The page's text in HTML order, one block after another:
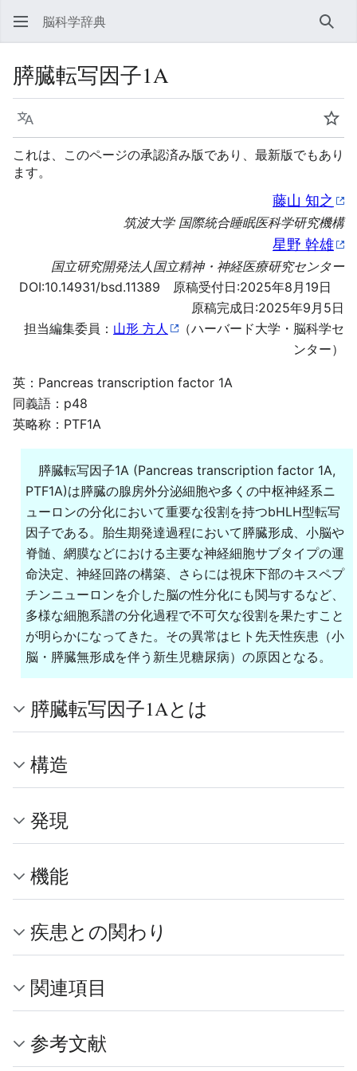
脳科学辞典 検索
膵臓転写因子1A
言語
ウ
これは、このページの承認済み版であり、最新版でもあり
ます。
藤山 知之
筑波大学 国際統合睡眠医科学研究機構
星野 幹雄
国立研究開発法人国立精神・神経医療研究センター
DOI:10.14931/bsd.11389 原稿受付日:2025年8月19日
原稿完成日:2025年9月5日
担当編集委員： 山形 方人
（ハーバード大学・脳科学セ
ンター）
英：Pancreas transcription factor 1A
同義語：p48
英略称：PTF1A
膵臓転写因子1A (Pancreas transcription factor 1A,
PTF1A)は膵臓の腺房外分泌細胞や多くの中枢神経系ニ
ューロンの分化において重要な役割を持つbHLH型転写
因子である。胎生期発達過程において膵臓形成、小脳や
脊髄、網膜などにおける主要な神経細胞サブタイプの運
命決定、神経回路の構築、さらには視床下部のキスペプ
チンニューロンを介した脳の性分化にも関与するなど、
多様な細胞系譜の分化過程で不可欠な役割を果たすこと
が明らかになってきた。その異常はヒト先天性疾患（小
脳・膵臓無形成を伴う新生児糖尿病）の原因となる。
膵臓転写因子1Aとは
構造
発現
機能
疾患との関わり
関連項目
参考文献